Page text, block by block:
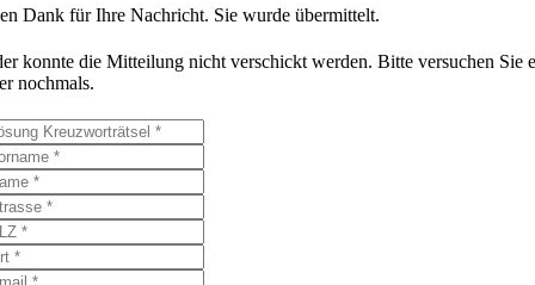
Dank für Ihre Nachricht. Sie wurde übermittelt.
konnte die Mitteilung nicht verschickt werden. Bitte versuchen Sie
nochmals.